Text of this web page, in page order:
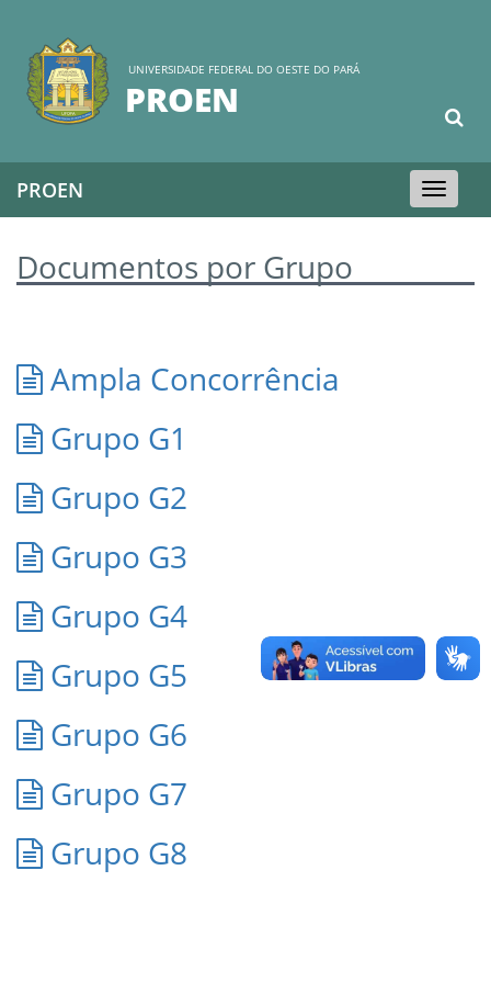
UNIVERSIDADE FEDERAL DO OESTE DO PARÁ
PROEN
Toggle
navigation
PROEN
Documentos por Grupo
Ampla Concorrência
Grupo G1
Grupo G2
Grupo G3
Grupo G4
Grupo G5
Grupo G6
Grupo G7
Grupo G8